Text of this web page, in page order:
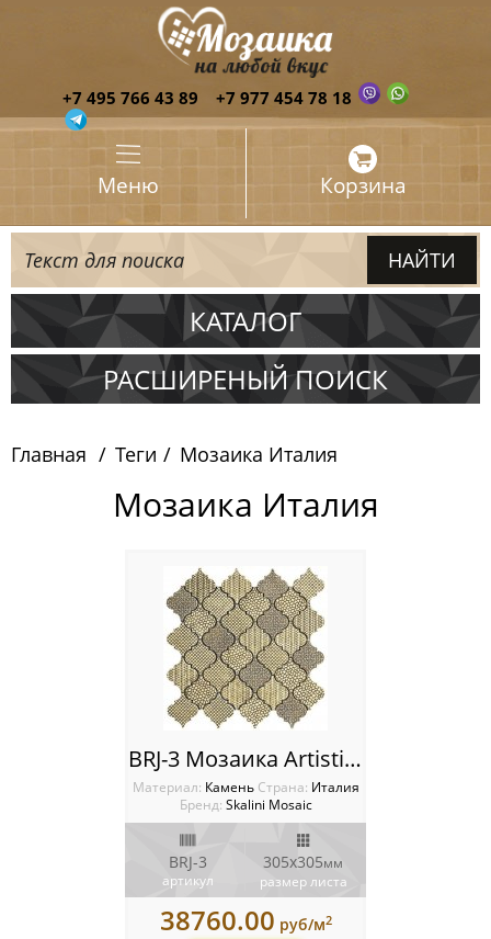
+7 495 766 43 89 +7 977 454 78 18
Меню Корзина
КАТАЛОГ
Испания
Китай
Россия
РАСШИРЕНЫЙ ПОИСК
Главная Теги Мозаика Италия
Мозаика Италия
BRJ-3 Мозаика Artistic Stone Burj
Материал: Камень Cтрана: Италия
Бренд: Skalini Mosaic
BRJ-3
артикул
305x305мм
размер листа
38760.00 руб/м2